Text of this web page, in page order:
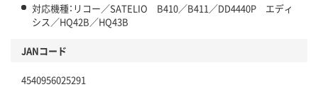
対応機種：リコー／SATELIO B410／B411／DD4440P エディ
シス／HQ42B／HQ43B
JANコード
4540956025291